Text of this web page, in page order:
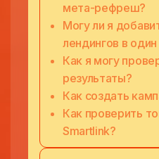
мета-рефреш?
Могу ли я
лендингов в один
Как я могу
результаты?
Как создать
Как проверить
Smartlink?